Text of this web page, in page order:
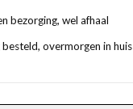
bezorging, wel afhaal
overmorgen in huis